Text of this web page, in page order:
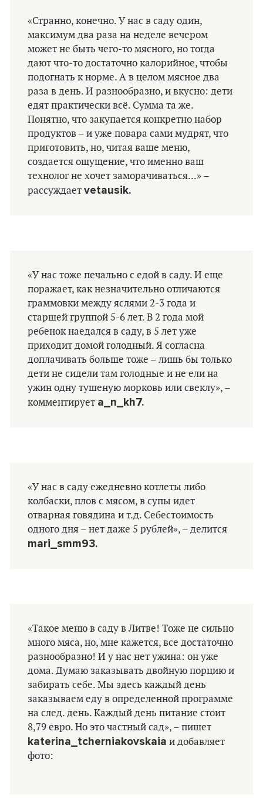
«Странно, конечно. У нас в саду один,
максимум два раза на неделе вечером
может не быть чего-то мясного, но тогда
дают что-то достаточно калорийное, чтобы
подогнать к норме. А в целом мясное два
раза в день. И разнообразно, и вкусно: дети
едят практически всё. Сумма та же.
Понятно, что закупается конкретно набор
продуктов – и уже повара сами мудрят, что
приготовить, но, читая ваше меню,
создается ощущение, что именно ваш
технолог не хочет заморачиваться...» –
рассуждает vetausik.
«У нас тоже печально с едой в саду. И еще
поражает, как незначительно отличаются
граммовки между яслями 2-3 года и
старшей группой 5-6 лет. В 2 года мой
ребенок наедался в саду, в 5 лет уже
приходит домой голодный. Я согласна
доплачивать больше тоже – лишь бы только
дети не сидели там голодные и не ели на
ужин одну тушеную морковь или свеклу», –
комментирует a_n_kh7.
«У нас в саду ежедневно котлеты либо
колбаски, плов с мясом, в супы идет
отварная говядина и т.д. Себестоимость
одного дня – нет даже 5 рублей», – делится
mari_smm93.
«Такое меню в саду в Литве! Тоже не сильно
много мяса, но, мне кажется, все достаточно
разнообразно! И у нас нет ужина: он уже
дома. Думаю заказывать двойную порцию и
забирать себе. Мы здесь каждый день
заказываем еду в определенной программе
на след. день. Каждый день питание стоит
8,79 евро. Но это частный сад», – пишет
katerina_tcherniakovskaia и добавляет
фото: